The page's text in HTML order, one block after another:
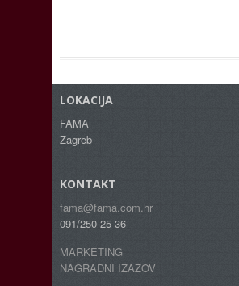
LOKACIJA
FAMA
Zagreb
KONTAKT
fama@fama.com.hr
091/250 25 36
MARKETING
NAGRADNI IZAZOV